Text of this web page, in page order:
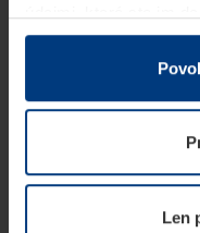
v rámci Vášho
Z právneho hľadiska
prevádzku tejto
potrebujeme Vaše
kedykoľvek zmeniť
našej webovej stránky.
Len